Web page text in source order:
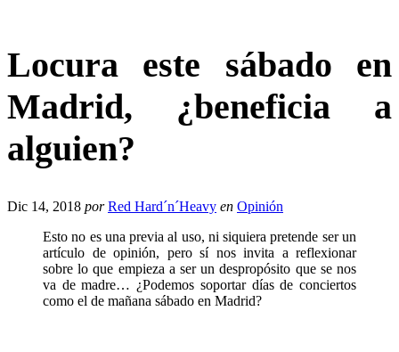
Locura este sábado en
Madrid, ¿beneficia a
alguien?
Dic 14, 2018 por Red Hard´n´Heavy en Opinión
Esto no es una previa al uso, ni siquiera pretende ser un
artículo de opinión, pero sí nos invita a reflexionar
sobre lo que empieza a ser un despropósito que se nos
va de madre… ¿Podemos soportar días de conciertos
como el de mañana sábado en Madrid?